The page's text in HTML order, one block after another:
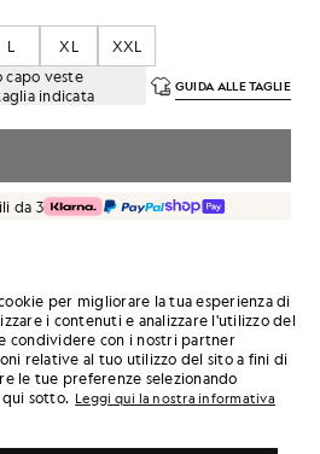
L XL
XXL
capo veste
indicata
GUIDA ALLE TAGLIE
da 3
e punti di ritiro. Resi e cambi gratuiti.
questo acquisto ottieni
ISCRIVITI
per migliorare la tua esperienza di
i contenuti e analizzare l'utilizzo del
condividere con i nostri partner
relative al tuo utilizzo del sito a fini di
le tue preferenze selezionando
sotto. Leggi qui la nostra informativa